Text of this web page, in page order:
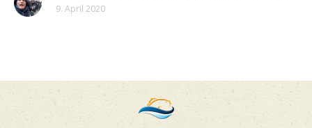
9. April 2020